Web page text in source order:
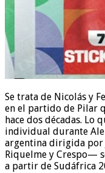
Se trata de Nicolás y
en el partido de Pilar
hace dos décadas. Lo
individual durante
argentina dirigida por
Riquelme y Crespo—
a partir de Sudáfrica